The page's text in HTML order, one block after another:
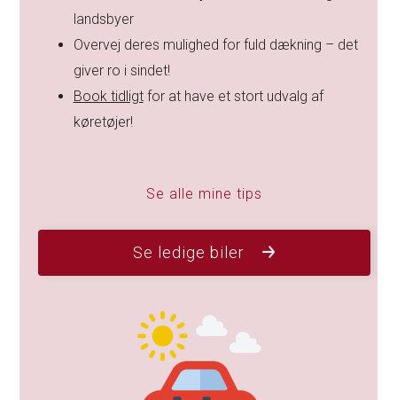
landsbyer
Overvej deres mulighed for fuld dækning – det
giver ro i sindet!
Book tidligtfor at have et stort udvalg af
køretøjer!
Se alle mine tips
Se ledige biler